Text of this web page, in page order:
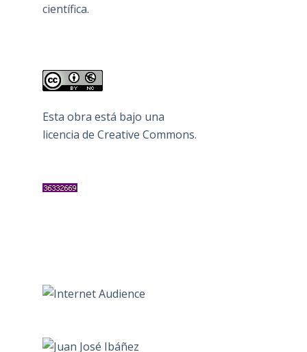
científica.
Esta obra está bajo una
licencia de Creative Commons.